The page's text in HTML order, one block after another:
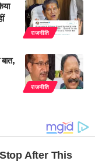
राजनीति
राजनीति